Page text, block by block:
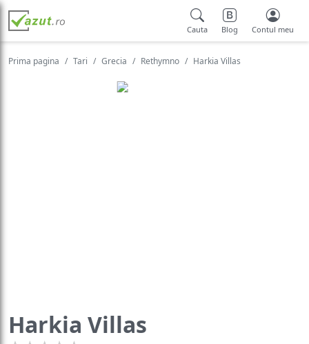
Cauta Blog Contul meu
Prima pagina Tari Grecia Rethymno Harkia Villas
Harkia Villas